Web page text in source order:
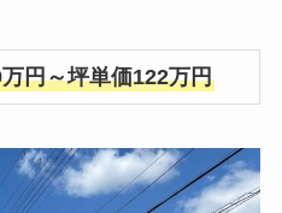
円～坪単価122万円